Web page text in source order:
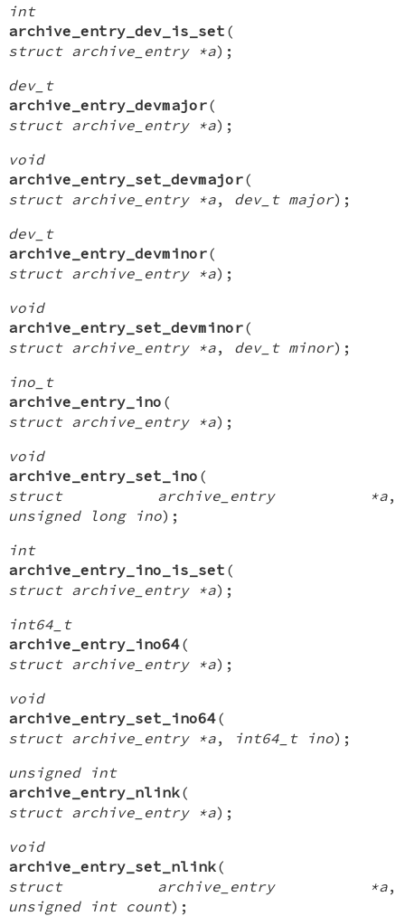
int
archive_entry_dev_is_set (
struct archive_entry *a);
dev_t
archive_entry_devmajor(
struct archive_entry *a);
void
archive_entry_set_devmajor(
struct archive_entry *a, dev_t major);
dev_t
archive_entry_devminor(
struct archive_entry *a);
void
archive_entry_set_devminor(
struct archive_entry *a, dev_t minor);
ino_t
archive_entry_ino (
struct archive_entry *a);
void
archive_entry_set_ino (
struct archive_entry *a,
unsigned long ino);
int
archive_entry_ino_is_set (
struct archive_entry *a);
int64_t
archive_entry_ino64(
struct archive_entry *a);
void
archive_entry_set_ino64(
struct archive_entry *a, int64_t ino);
unsigned int
archive_entry_nlink(
struct archive_entry *a);
void
archive_entry_set_nlink(
struct archive_entry *a,
unsigned int count);